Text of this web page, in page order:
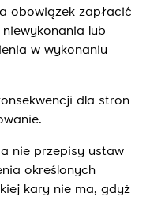
obowiązek zapłacić
lub
w wykonaniu
dla stron
nie przepisy ustaw
określonych
kary nie ma, gdyż